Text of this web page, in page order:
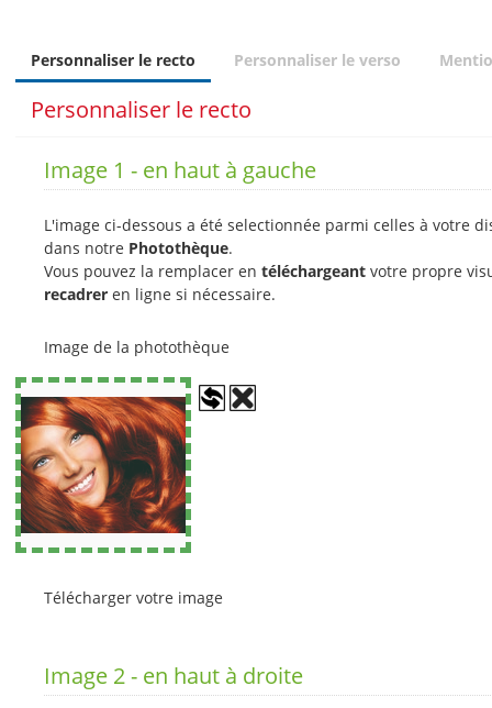
Personnaliser le recto Personnaliser le verso
Personnaliser le recto
Image 1 - en haut à gauche
L'image ci-dessous a été selectionnée parmi celles à votre
dans notre Photothèque.
Vous pouvez la remplacer en téléchargeant votre propre
recadrer en ligne si nécessaire.
Image de la photothèque
Télécharger votre image
Image 2 - en haut à droite